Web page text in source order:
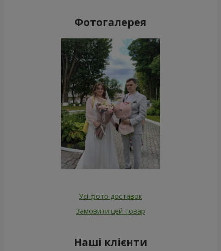
Фотогалерея
Усі фото доставок
Замовити цей товар
Наші клієнти